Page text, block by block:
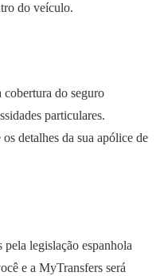
do veículo.
cobertura do seguro
particulares.
detalhes da sua apólice de
pela legislação espanhola
e a MyTransfers será